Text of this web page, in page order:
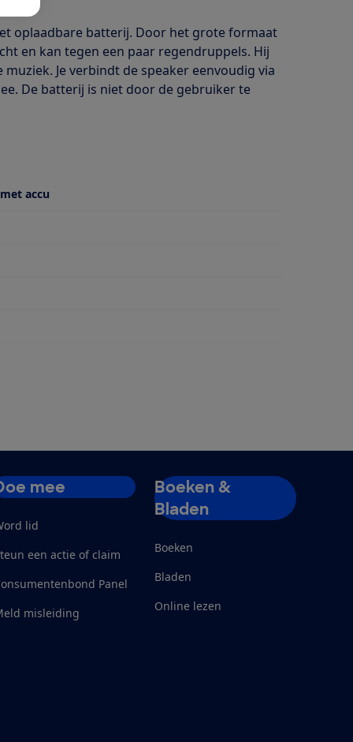
oplaadbare batterij. Door het grote formaat
en kan tegen een paar regendruppels. Hij
Je verbindt de speaker eenvoudig via
De batterij is niet door de gebruiker te
accu
mee
lid
een actie of claim
Panel
misleiding
Boeken &
Bladen
Boeken
Bladen
Online lezen